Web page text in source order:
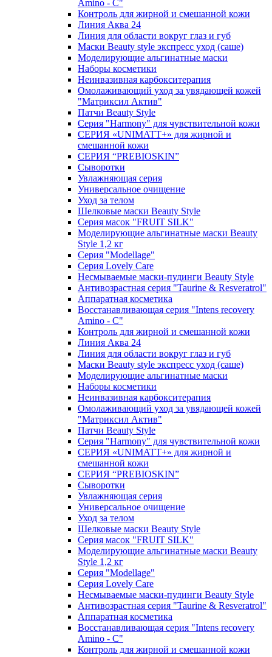
Amino - C"
Контроль для жирной и смешанной кожи
Линия Аква 24
Линия для области вокруг глаз и губ
Маски Beauty style экспресс уход (саше)
Моделирующие альгинатные маски
Наборы косметики
Неинвазивная карбокситерапия
Омолаживающий уход за увядающей кожей
"Матриксил Актив"
Патчи Beauty Style
Серия "Harmony" для чувствительной кожи
СЕРИЯ «UNIMATT+» для жирной и
смешанной кожи
СЕРИЯ “PREBIOSKIN”
Сыворотки
Увлажняющая серия
Универсальное очищение
Уход за телом
Шелковые маски Beauty Style
Серия масок "FRUIT SILK"
Моделирующие альгинатные маски Beauty
Style 1,2 кг
Серия "Modellage"
Cерия Lovely Care
Несмываемые маски-пудинги Beauty Style
Антивозрастная серия "Taurine & Resveratrol"
Аппаратная косметика
Восстанавливающая серия "Intens recovery
Amino - C"
Контроль для жирной и смешанной кожи
Линия Аква 24
Линия для области вокруг глаз и губ
Маски Beauty style экспресс уход (саше)
Моделирующие альгинатные маски
Наборы косметики
Неинвазивная карбокситерапия
Омолаживающий уход за увядающей кожей
"Матриксил Актив"
Патчи Beauty Style
Серия "Harmony" для чувствительной кожи
СЕРИЯ «UNIMATT+» для жирной и
смешанной кожи
СЕРИЯ “PREBIOSKIN”
Сыворотки
Увлажняющая серия
Универсальное очищение
Уход за телом
Шелковые маски Beauty Style
Серия масок "FRUIT SILK"
Моделирующие альгинатные маски Beauty
Style 1,2 кг
Серия "Modellage"
Cерия Lovely Care
Несмываемые маски-пудинги Beauty Style
Антивозрастная серия "Taurine & Resveratrol"
Аппаратная косметика
Восстанавливающая серия "Intens recovery
Amino - C"
Контроль для жирной и смешанной кожи